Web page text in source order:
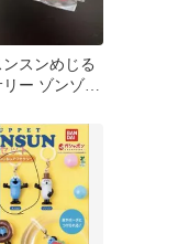
スンめじる
ー ゾンゾン